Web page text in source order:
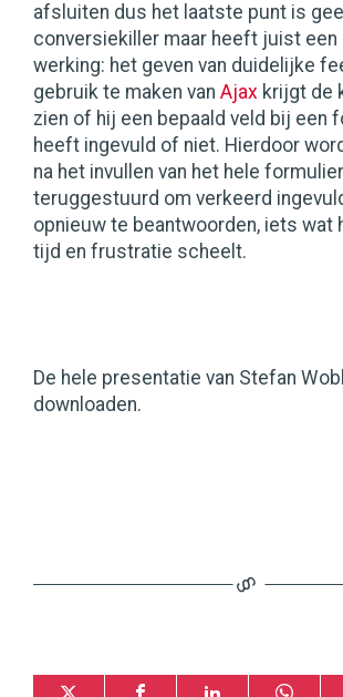
afsluiten dus het laatste punt is
conversiekiller maar heeft juist een
werking: het geven van duidelijke
gebruik te maken van Ajax krijgt de
zien of hij een bepaald veld bij een
heeft ingevuld of niet. Hierdoor
na het invullen van het hele formulier
teruggestuurd om verkeerd
opnieuw te beantwoorden, iets wat
tijd en frustratie scheelt.
De hele presentatie van Stefan
downloaden.